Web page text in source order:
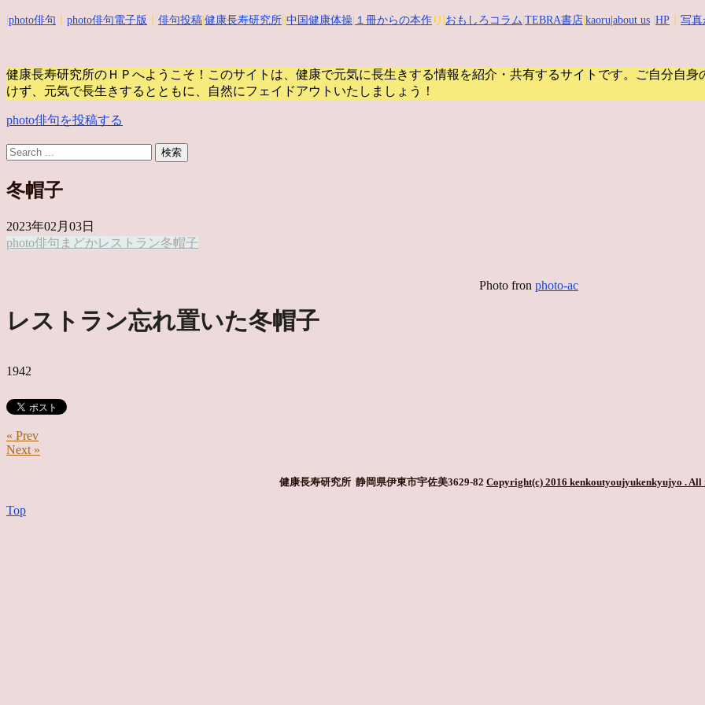
photo俳句 photo俳句電子版 俳句投稿 健康長寿研究所 中国健康体操 １冊からの本作 り| おもしろコラム TEBRA書店 kaoru |about us HP 写真
健康長寿研究所のＨＰへようこそ！このサイトは、健康で元気に長生きする情報を紹介・共有するサイトです。
ご自分自身
けず、元気で長生きするとともに、自然にフェイドアウトいたしましょう！
photo俳句を投稿する
冬帽子
2023年02月03日
photo俳句 まどかレストラン冬帽子
Photo fron photo-ac
レストラン忘れ置いた冬帽子
1942
« Prev
Next »
健康長寿研究所 静岡県伊東市宇佐美3629-82 Copyright(c) 2016 kenkoutyoujyukenkyujyo . All
Top